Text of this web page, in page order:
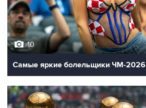
10
Самые яркие болельщики ЧМ-2026